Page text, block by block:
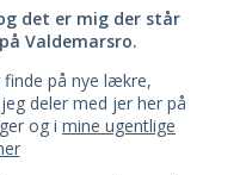
det er mig der står
Valdemarsro.
finde på nye lækre,
deler med jer her på
og i mine ugentlige